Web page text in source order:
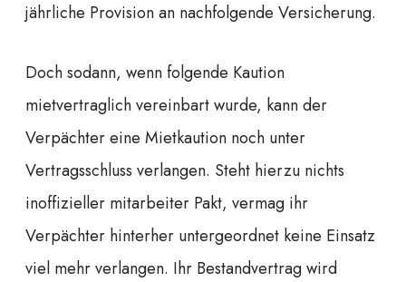
jährliche Provision an nachfolgende Versicherung.
Doch sodann, wenn folgende Kaution
mietvertraglich vereinbart wurde, kann der
Verpächter eine Mietkaution noch unter
Vertragsschluss verlangen. Steht hierzu nichts
inoffizieller mitarbeiter Pakt, vermag ihr
Verpächter hinterher untergeordnet keine Einsatz
viel mehr verlangen. Ihr Bestandvertrag wird